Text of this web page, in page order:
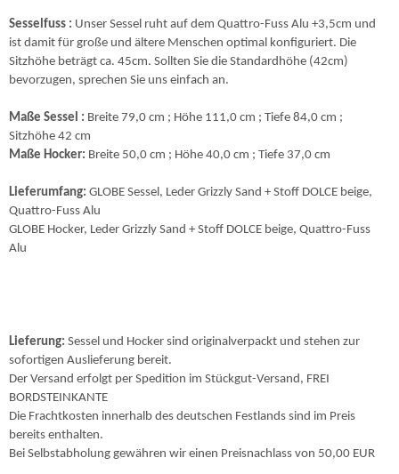
Sesselfuss : Unser Sessel ruht auf dem Quattro-Fuss Alu +3,5cm und
ist damit für große und ältere Menschen optimal konfiguriert. Die
Sitzhöhe beträgt ca. 45cm. Sollten Sie die Standardhöhe (42cm)
bevorzugen, sprechen Sie uns einfach an.
Maße Sessel : Breite 79,0 cm ; Höhe 111,0 cm ; Tiefe 84,0 cm ;
Sitzhöhe 42 cm
Maße Hocker: Breite 50,0 cm ; Höhe 40,0 cm ; Tiefe 37,0 cm
Lieferumfang: GLOBE Sessel, Leder Grizzly Sand + Stoff DOLCE beige,
Quattro-Fuss Alu
GLOBE Hocker, Leder Grizzly Sand + Stoff DOLCE beige, Quattro-Fuss
Alu
Lieferung: Sessel und Hocker sind originalverpackt und stehen zur
sofortigen Auslieferung bereit.
Der Versand erfolgt per Spedition im Stückgut-Versand, FREI
BORDSTEINKANTE
Die Frachtkosten innerhalb des deutschen Festlands sind im Preis
bereits enthalten.
Bei Selbstabholung gewähren wir einen Preisnachlass von 50,00 EUR